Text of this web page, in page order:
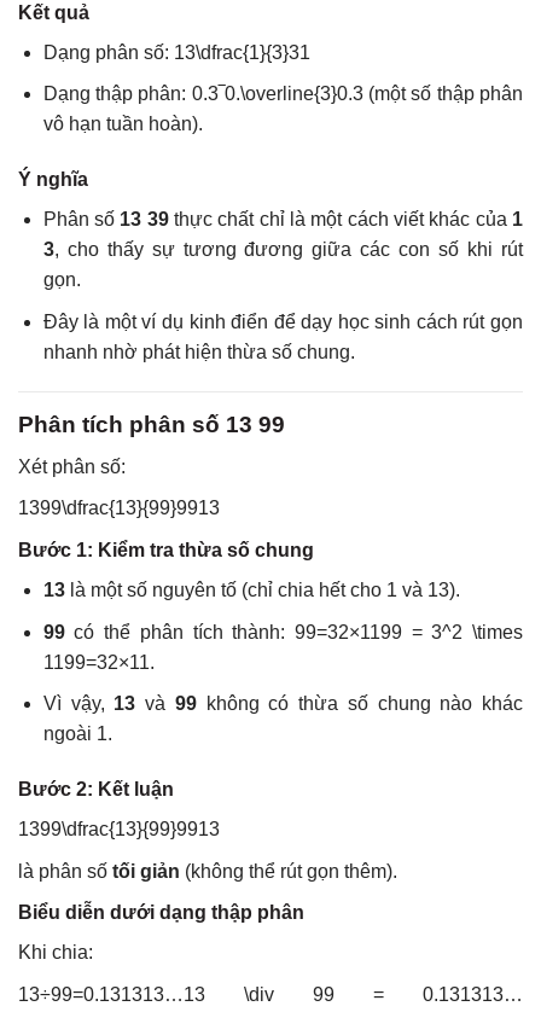
Kết quả
Dạng phân số: 13\dfrac{1}{3}31
Dạng thập phân: 0.3‾0.\overline{3}0.3(một số thập phân
vô hạn tuần hoàn).
Ý nghĩa
Phân số 13 39thực chất chỉ là một cách viết khác của 1
3, cho thấy sự tương đương giữa các con số khi rút
gọn.
Đây là một ví dụ kinh điển để dạy học sinh cách rút gọn
nhanh nhờ phát hiện thừa số chung.
Phân tích phân số 13 99
Xét phân số:
1399\dfrac{13}{99}9913
Bước 1: Kiểm tra thừa số chung
13là một số nguyên tố (chỉ chia hết cho 1 và 13).
99có thể phân tích thành: 99=32×1199 = 3^2 \times
1199=32×11.
Vì vậy, 13 và 99không có thừa số chung nào khác
ngoài 1.
Bước 2: Kết luận
1399\dfrac{13}{99}9913
là phân số tối giản (không thể rút gọn thêm).
Biểu diễn dưới dạng thập phân
Khi chia:
13÷99=0.131313…13 \div 99 = 0.131313…